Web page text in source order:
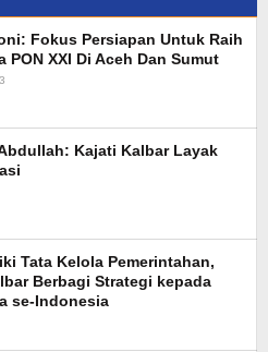
Fokus Persiapan Untuk Raih
PON XXI Di Aceh Dan Sumut
Kajati Kalbar Layak
Tata Kelola Pemerintahan,
Berbagi Strategi kepada
se-Indonesia